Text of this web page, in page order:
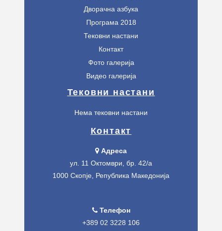
Дворачна азбука
Програма 2018
Тековни настани
Контакт
Фото галерија
Видео галерија
Тековни настани
Нема тековни настани
Контакт
Адреса
ул. 11 Октомври, бр. 42/а
1000 Скопје, Република Македонија
Телефон
+389 02 3228 106